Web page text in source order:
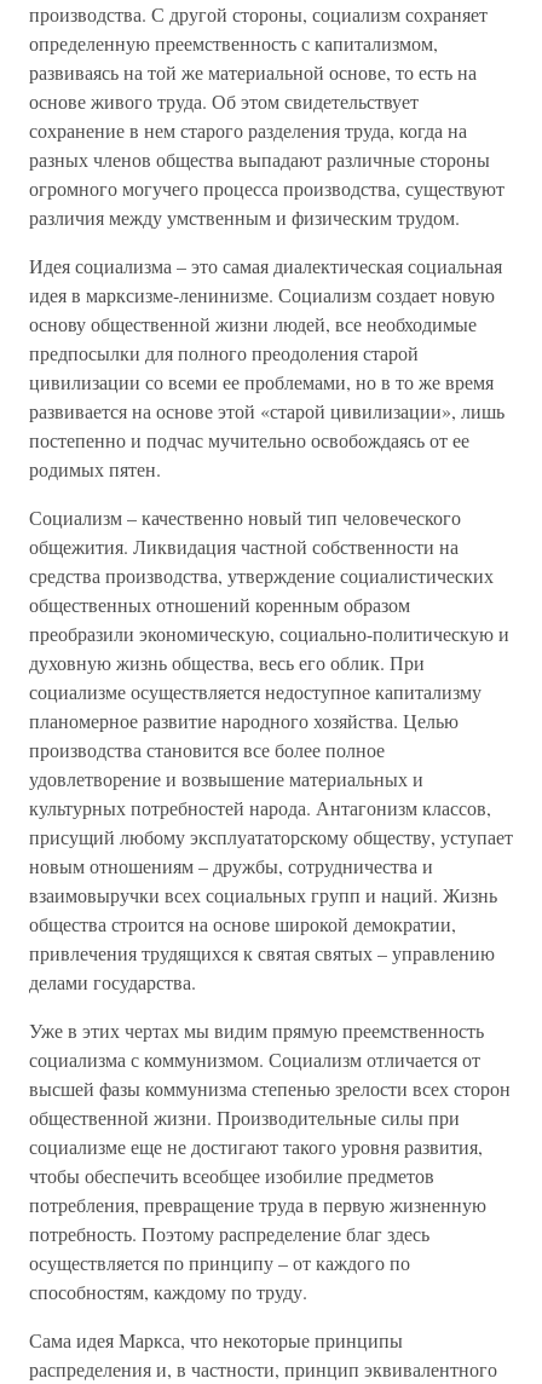
производства. С другой стороны, социализм сохраняет
определенную преемственность с капитализмом,
развиваясь на той же материальной основе, то есть на
основе живого труда. Об этом свидетельствует
сохранение в нем старого разделения труда, когда на
разных членов общества выпадают различные стороны
огромного могучего процесса производства, существуют
различия между умственным и физическим трудом.
Идея социализма – это самая диалектическая социальная
идея в марксизме-ленинизме. Социализм создает новую
основу общественной жизни людей, все необходимые
предпосылки для полного преодоления старой
цивилизации со всеми ее проблемами, но в то же время
развивается на основе этой «старой цивилизации», лишь
постепенно и подчас мучительно освобождаясь от ее
родимых пятен.
Социализм – качественно новый тип человеческого
общежития. Ликвидация частной собственности на
средства производства, утверждение социалистических
общественных отношений коренным образом
преобразили экономическую, социально-политическую и
духовную жизнь общества, весь его облик. При
социализме осуществляется недоступное капитализму
планомерное развитие народного хозяйства. Целью
производства становится все более полное
удовлетворение и возвышение материальных и
культурных потребностей народа. Антагонизм классов,
присущий любому эксплуататорскому обществу, уступает
новым отношениям – дружбы, сотрудничества и
взаимовыручки всех социальных групп и наций. Жизнь
общества строится на основе широкой демократии,
привлечения трудящихся к святая святых – управлению
делами государства.
Уже в этих чертах мы видим прямую преемственность
социализма с коммунизмом. Социализм отличается от
высшей фазы коммунизма степенью зрелости всех сторон
общественной жизни. Производительные силы при
социализме еще не достигают такого уровня развития,
чтобы обеспечить всеобщее изобилие предметов
потребления, превращение труда в первую жизненную
потребность. Поэтому распределение благ здесь
осуществляется по принципу – от каждого по
способностям, каждому по труду.
Сама идея Маркса, что некоторые принципы
распределения и, в частности, принцип эквивалентного